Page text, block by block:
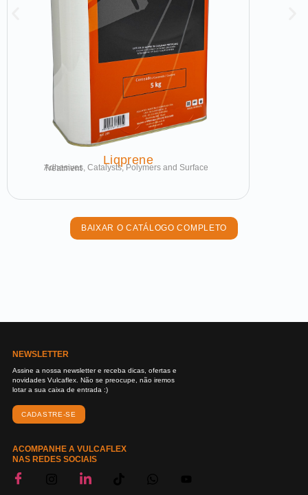
Liqprene
Adhesives, Catalysts, Polymers and Surface Treatment
BAIXAR O CATÁLOGO COMPLETO
NEWSLETTER
Assine a nossa newsletter e receba dicas, ofertas e
novidades Vulcaflex. Não se preocupe, não iremos
lotar a sua caixa de entrada :)
CADASTRE-SE
ACOMPANHE A VULCAFLEX
NAS REDES SOCIAIS